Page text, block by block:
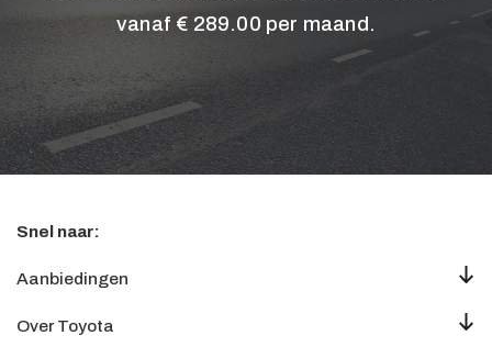
vanaf € 289.00 per maand.
Snel naar:
Aanbiedingen
Over Toyota